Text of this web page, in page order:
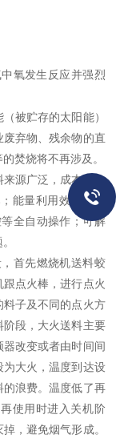
氧发生反应并强烈
被贮存的太阳能）
弃物、残余物的直
焚烧将不再涉及。
源广泛，成本低；
能量利用效率高、
全自动操作；可解
首先燃烧机送料蛟
点火棒，进行点火
子及不同的点火方
段，大火送料主要
改变或者由时间间
为大火，温度到达设
的浪费。温度低了再
使用时进入关机阶
，避免烟气形成。